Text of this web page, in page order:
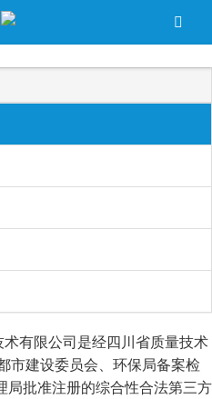
有限公司是经四川省质量技术
市建设委员会、环保局备案检
局批准注册的综合性合法第三方